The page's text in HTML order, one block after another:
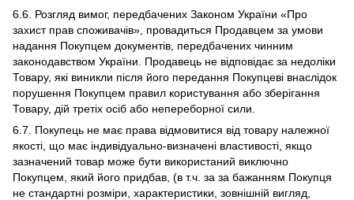
6.6. Розгляд вимог, передбачених Законом України «Про
захист прав споживачів», провадиться Продавцем за умови
надання Покупцем документів, передбачених чинним
законодавством України. Продавець не відповідає за недоліки
Товару, які виникли після його передання Покупцеві внаслідок
порушення Покупцем правил користування або зберігання
Товару, дій третіх осіб або непереборної сили.
6.7. Покупець не має права відмовитися від товару належної
якості, що має індивідуально-визначені властивості, якщо
зазначений товар може бути використаний виключно
Покупцем, який його придбав, (в т.ч. за за бажанням Покупця
не стандартні розміри, характеристики, зовнішній вигляд,